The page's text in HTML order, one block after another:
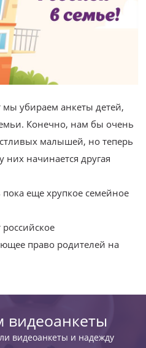
убираем анкеты детей,
Конечно, нам бы очень
малышей, но теперь
них начинается другая
еще хрупкое семейное
право родителей на
видеоанкеты
видеоанкеты и надежду